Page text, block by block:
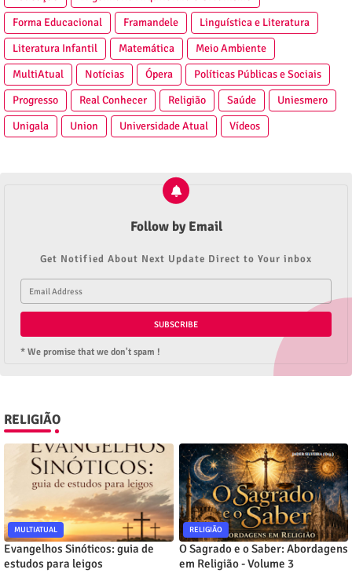
Forma Educacional
Framandele
Linguística e Literatura
Literatura Infantil
Matemática
Meio Ambiente
MultiAtual
Notícias Ópera
Políticas Públicas e Sociais
Progresso
Real Conhecer Religião Saúde
Uniesmero
Unigala
Union Universidade Atual Vídeos
Follow by Email
Get Notified About Next Update Direct to Your inbox
* We promise that we don't spam !
RELIGIÃO
MULTIATUAL
Evangelhos Sinóticos: guia de
estudos para leigos
RELIGIÃO
O Sagrado e o Saber: Abordagens
em Religião - Volume 3